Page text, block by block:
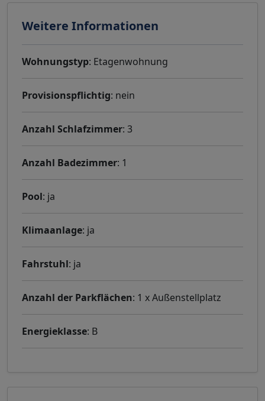
Weitere Informationen
Wohnungstyp: Etagenwohnung
Provisionspflichtig: nein
Anzahl Schlafzimmer: 3
Anzahl Badezimmer: 1
Pool: ja
Klimaanlage: ja
Fahrstuhl: ja
Anzahl der Parkflächen: 1 x Außenstellplatz
Energieklasse: B